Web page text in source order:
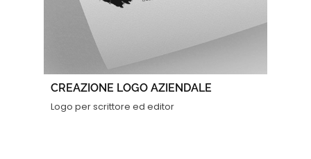
CREAZIONE LOGO AZIENDALE
Logo per scrittore ed editor